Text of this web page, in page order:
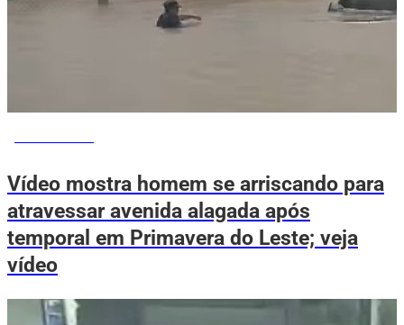
Vídeo mostra homem se arriscando para
atravessar avenida alagada após
temporal em Primavera do Leste; veja
vídeo